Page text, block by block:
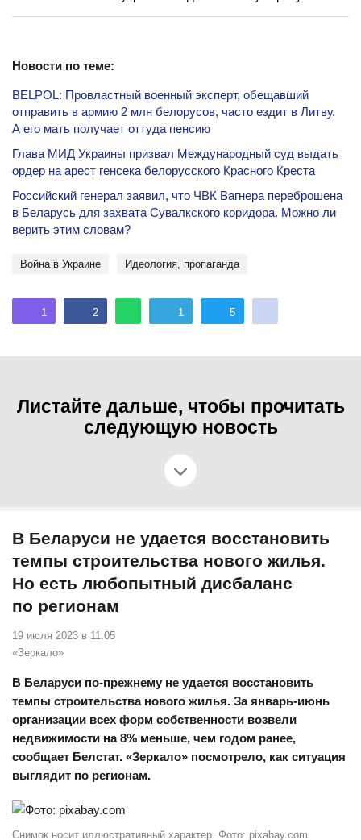
Новости по теме:
BELPOL: Провластный военный эксперт, обещавший
отправить в армию 2 млн белорусов, часто ездит в Литву.
А его мать получает оттуда пенсию
Глава МИД Украины призвал Международный суд выдать
ордер на арест генсека белорусского Красного Креста
Российский генерал заявил, что ЧВК Вагнера переброшена
в Беларусь для захвата Сувалкского коридора. Можно ли
верить этим словам?
Война в Украине идеология, пропаганда
1 2 1 5
Листайте дальше, чтобы прочитать
следующую новость